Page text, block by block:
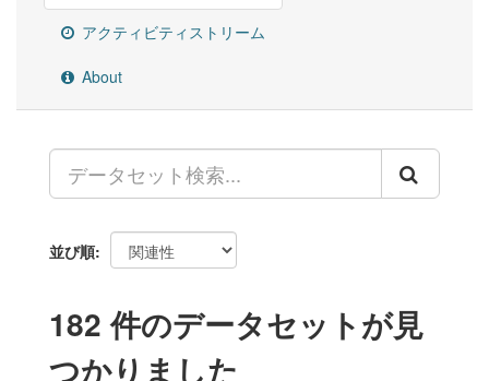
アクティビティストリーム
About
並び順
182 件のデータセットが見
つかりました